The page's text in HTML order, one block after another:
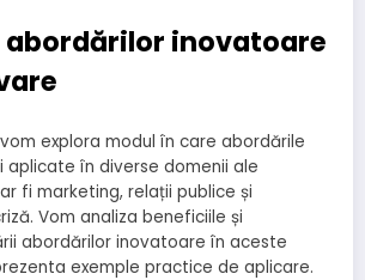
inovatoare
explora modul în care abordările
în diverse domenii ale
fi marketing, relații publice și
Vom analiza beneficiile și
abordărilor inovatoare în aceste
exemple practice de aplicare.